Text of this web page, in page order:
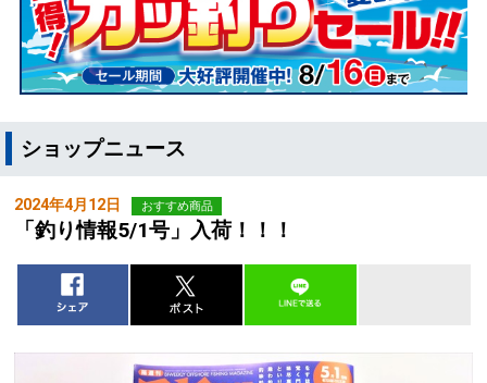
ショップニュース
2024年4月12日 おすすめ商品
「釣り情報5/1号」入荷！！！